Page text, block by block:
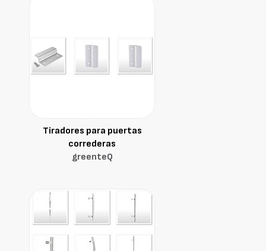
Tiradores para puertas
correderas
greenteQ